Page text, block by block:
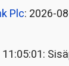
Plc: 2026-